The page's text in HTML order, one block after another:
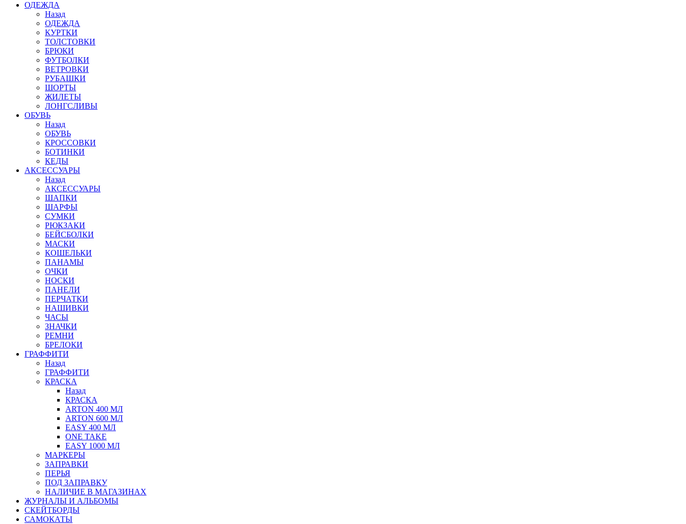
ОДЕЖДА
Назад
ОДЕЖДА
КУРТКИ
ТОЛСТОВКИ
БРЮКИ
ФУТБОЛКИ
ВЕТРОВКИ
РУБАШКИ
ШОРТЫ
ЖИЛЕТЫ
ЛОНГСЛИВЫ
ОБУВЬ
Назад
ОБУВЬ
КРОССОВКИ
БОТИНКИ
КЕДЫ
АКСЕССУАРЫ
Назад
АКСЕССУАРЫ
ШАПКИ
ШАРФЫ
СУМКИ
РЮКЗАКИ
БЕЙСБОЛКИ
МАСКИ
КОШЕЛЬКИ
ПАНАМЫ
ОЧКИ
НОСКИ
ПАНЕЛИ
ПЕРЧАТКИ
НАШИВКИ
ЧАСЫ
ЗНАЧКИ
РЕМНИ
БРЕЛОКИ
ГРАФФИТИ
Назад
ГРАФФИТИ
КРАСКА
Назад
КРАСКА
ARTON 400 МЛ
ARTON 600 МЛ
EASY 400 МЛ
ONE TAKE
EASY 1000 МЛ
МАРКЕРЫ
ЗАПРАВКИ
ПЕРЬЯ
ПОД ЗАПРАВКУ
НАЛИЧИЕ В МАГАЗИНАХ
ЖУРНАЛЫ И АЛЬБОМЫ
СКЕЙТБОРДЫ
САМОКАТЫ